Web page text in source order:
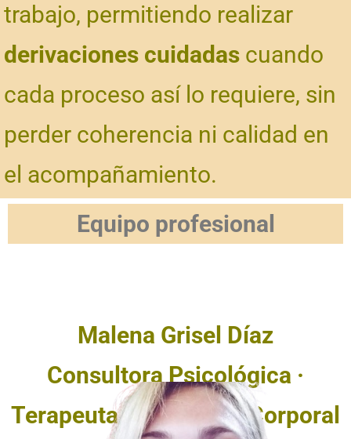
trabajo, permitiendo realizar
derivaciones cuidadas cuando
cada proceso así lo requiere, sin
perder coherencia ni calidad en
el acompañamiento.
Equipo profesional
Malena Grisel Díaz
Consultora Psicológica ·
Terapeuta en Enfoque Corporal